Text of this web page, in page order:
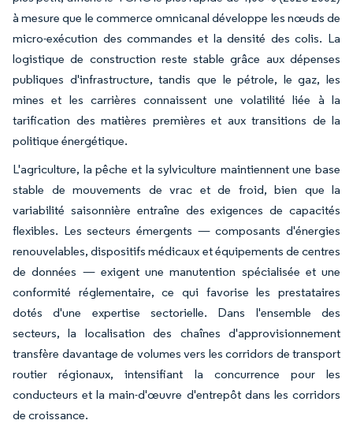
à mesure que le commerce omnicanal développe les nœuds de
micro-exécution des commandes et la densité des colis. La
logistique de construction reste stable grâce aux dépenses
publiques d'infrastructure, tandis que le pétrole, le gaz, les
mines et les carrières connaissent une volatilité liée à la
tarification des matières premières et aux transitions de la
politique énergétique.
L'agriculture, la pêche et la sylviculture maintiennent une base
stable de mouvements de vrac et de froid, bien que la
variabilité saisonnière entraîne des exigences de capacités
flexibles. Les secteurs émergents — composants d'énergies
renouvelables, dispositifs médicaux et équipements de centres
de données — exigent une manutention spécialisée et une
conformité réglementaire, ce qui favorise les prestataires
dotés d'une expertise sectorielle. Dans l'ensemble des
secteurs, la localisation des chaînes d'approvisionnement
transfère davantage de volumes vers les corridors de transport
routier régionaux, intensifiant la concurrence pour les
conducteurs et la main-d'œuvre d'entrepôt dans les corridors
de croissance.